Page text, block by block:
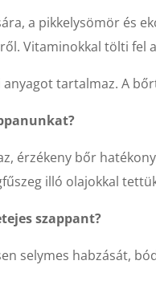
a pikkelysömör és
Vitaminokkal tölti fel
tartalmaz. A
érzékeny bőr
illó olajokkal
szappant?
selymes habzását,